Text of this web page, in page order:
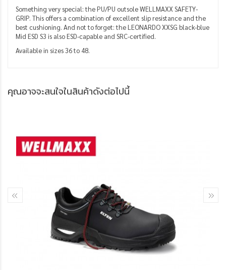
Something very special: the PU/PU outsole WELLMAXX SAFETY-
GRIP. This offers a combination of excellent slip resistance and the
best cushioning. And not to forget: the LEONARDO XXSG black-blue
Mid ESD S3 is also ESD-capable and SRC-certified.
Available in sizes 36 to 48.
คุณอาจจะสนใจในสินค้าดังต่อไปนี้